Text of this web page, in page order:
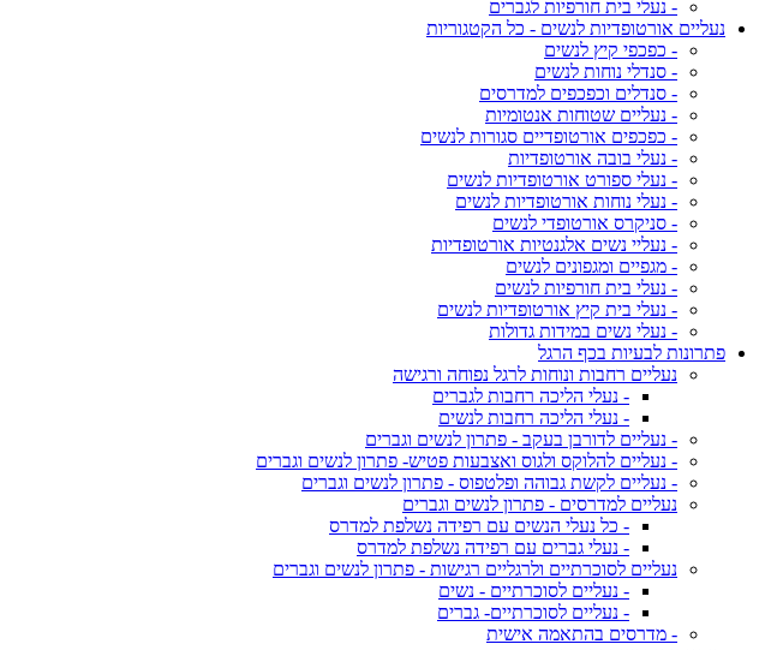
- נעלי בית חורפיות לגברים
נעליים אורטופדיות לנשים - כל הקטגוריות
- כפכפי קיץ לנשים
- סנדלי נוחות לנשים
- סנדלים וכפכפים למדרסים
- נעליים שטוחות אנטומיות
- כפכפים אורטופדיים סגורות לנשים
- נעלי בובה אורטופדיות
- נעלי ספורט אורטופדיות לנשים
- נעלי נוחות אורטופדיות לנשים
- סניקרס אורטופדי לנשים
- נעליי נשים אלגנטיות אורטופדיות
- מגפיים ומגפונים לנשים
- נעלי בית חורפיות לנשים
- נעלי בית קיץ אורטופדיות לנשים
- נעלי נשים במידות גדולות
פתרונות לבעיות בכף הרגל
נעליים רחבות ונוחות לרגל נפוחה ורגישה
- נעלי הליכה רחבות לגברים
- נעלי הליכה רחבות לנשים
- נעליים לדורבן בעקב - פתרון לנשים וגברים
- נעליים להלוקס ולגוס ואצבעות פטיש- פתרון לנשים וגברים
- נעליים לקשת גבוהה ופלטפוס - פתרון לנשים וגברים
נעליים למדרסים - פתרון לנשים וגברים
- כל נעלי הנשים עם רפידה נשלפת למדרס
- נעלי גברים עם רפידה נשלפת למדרס
נעליים לסוכרתיים ולרגליים רגישות - פתרון לנשים וגברים
- נעליים לסוכרתיים - נשים
- נעליים לסוכרתיים- גברים
- מדרסים בהתאמה אישית